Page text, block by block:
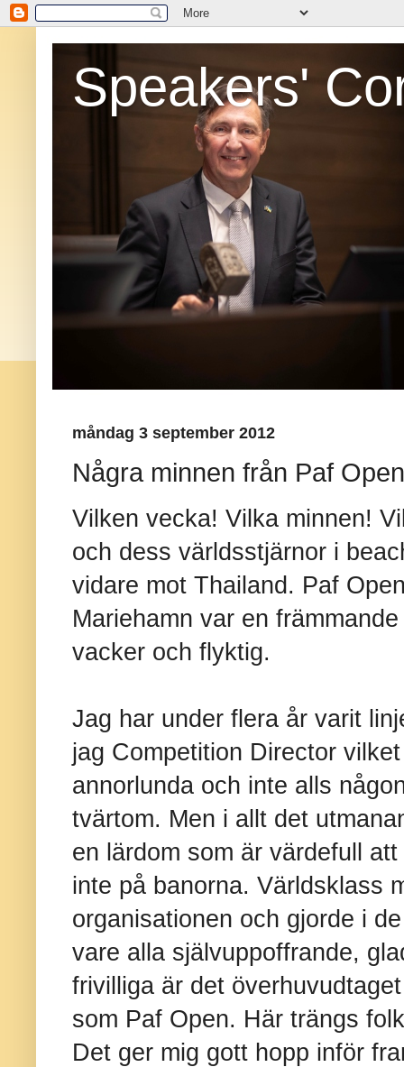
Speakers'
måndag 3 september 2012
Några minnen från Paf Open
Vilken vecka! Vilka minnen!
och dess världsstjärnor i
vidare mot Thailand. Paf
Mariehamn var en
vacker och flyktig.
Jag har under flera år varit
jag Competition Director
annorlunda och inte alls
tvärtom. Men i allt det
en lärdom som är värdefull
inte på banorna. Världsklass
organisationen och gjorde i
vare alla självuppoffrande,
frivilliga är det
som Paf Open. Här trängs
Det ger mig gott hopp inför